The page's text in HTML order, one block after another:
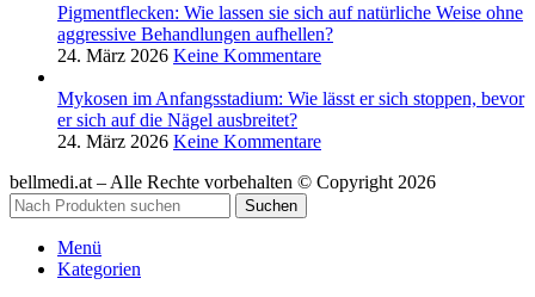
Pigmentflecken: Wie lassen sie sich auf natürliche Weise ohne
aggressive Behandlungen aufhellen?
24. März 2026 Keine Kommentare
Mykosen im Anfangsstadium: Wie lässt er sich stoppen, bevor
er sich auf die Nägel ausbreitet?
24. März 2026 Keine Kommentare
bellmedi.at – Alle Rechte vorbehalten © Copyright 2026
Suchen
Menü
Kategorien